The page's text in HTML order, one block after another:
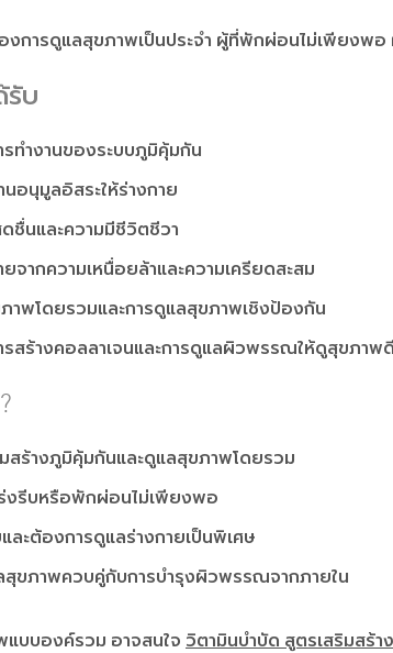
งการดูแลสุขภาพเป็นประจำ ผู้ที่พักผ่อนไม่เพียง
รับ
ทำงานของระบบภูมิคุ้มกัน
นอนุมูลอิสระให้ร่างกาย
ชื่นและความมีชีวิตชีวา
จากความเหนื่อยล้าและความเครียดสะสม
าพโดยรวมและการดูแลสุขภาพเชิงป้องกัน
สร้างคอลลาเจนและการดูแลผิวพรรณให้ดูสุขภาพดี
สร้างภูมิคุ้มกันและดูแลสุขภาพโดยรวม
งรีบหรือพักผ่อนไม่เพียงพอ
ละต้องการดูแลร่างกายเป็นพิเศษ
ขภาพควบคู่กับการบำรุงผิวพรรณจากภายใน
บบองค์รวม อาจสนใจ วิตามินบำบัด สูตรเสริมสร้า